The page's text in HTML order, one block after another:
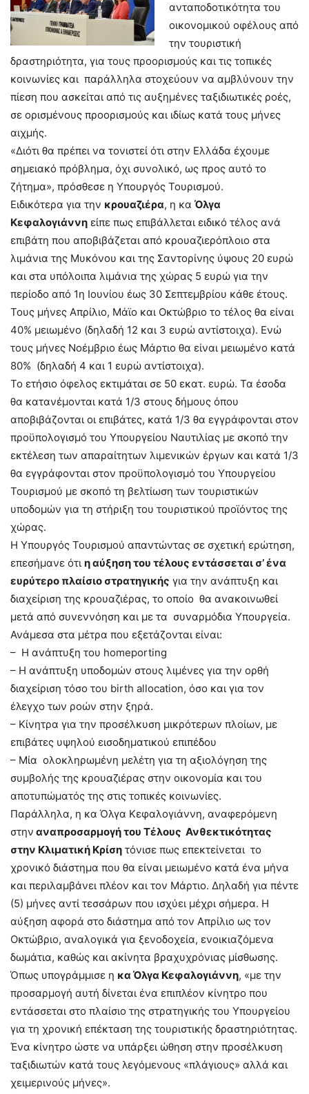
ανταποδοτικότητα του
οικονομικού οφέλους από
την τουριστική
δραστηριότητα, για τους προορισμούς και τις τοπικές
κοινωνίες και παράλληλα στοχεύουν να αμβλύνουν την
πίεση που ασκείται από τις αυξημένες ταξιδιωτικές ροές,
σε ορισμένους προορισμούς και ιδίως κατά τους μήνες
αιχμής.
«Διότι θα πρέπει να τονιστεί ότι στην Ελλάδα έχουμε
σημειακό πρόβλημα, όχι συνολικό, ως προς αυτό το
ζήτημα», πρόσθεσε η Υπουργός Τουρισμού.
Ειδικότερα για την κρουαζιέρα, η κα Όλγα
Κεφαλογιάννη είπε πως επιβάλλεται ειδικό τέλος ανά
επιβάτη που αποβιβάζεται από κρουαζιερόπλοιο στα
λιμάνια της Μυκόνου και της Σαντορίνης ύψους 20 ευρώ
και στα υπόλοιπα λιμάνια της χώρας 5 ευρώ για την
περίοδο από 1η Ιουνίου έως 30 Σεπτεμβρίου κάθε έτους.
Τους μήνες Απρίλιο, Μάϊο και Οκτώβριο το τέλος θα είναι
40% μειωμένο (δηλαδή 12 και 3 ευρώ αντίστοιχα). Ενώ
τους μήνες Νοέμβριο έως Μάρτιο θα είναι μειωμένο κατά
80% (δηλαδή 4 και 1 ευρώ αντίστοιχα).
Το ετήσιο όφελος εκτιμάται σε 50 εκατ. ευρώ. Τα έσοδα
θα κατανέμονται κατά 1/3 στους δήμους όπου
αποβιβάζονται οι επιβάτες, κατά 1/3 θα εγγράφονται στον
προϋπολογισμό του Υπουργείου Ναυτιλίας με σκοπό την
εκτέλεση των απαραίτητων λιμενικών έργων και κατά 1/3
θα εγγράφονται στον προϋπολογισμό του Υπουργείου
Τουρισμού με σκοπό τη βελτίωση των τουριστικών
υποδομών για τη στήριξη του τουριστικού προϊόντος της
χώρας.
Η Υπουργός Τουρισμού απαντώντας σε σχετική ερώτηση,
επεσήμανε ότι η αύξηση του τέλους εντάσσεται σ’ ένα
ευρύτερο πλαίσιο στρατηγικής για την ανάπτυξη και
διαχείριση της κρουαζιέρας, το οποίο θα ανακοινωθεί
μετά από συνεννόηση και με τα συναρμόδια Υπουργεία.
Ανάμεσα στα μέτρα που εξετάζονται είναι:
– Η ανάπτυξη του homeporting
– Η ανάπτυξη υποδομών στους λιμένες για την ορθή
διαχείριση τόσο του birth allocation, όσο και για τον
έλεγχο των ροών στην ξηρά.
– Κίνητρα για την προσέλκυση μικρότερων πλοίων, με
επιβάτες υψηλού εισοδηματικού επιπέδου
– Μία ολοκληρωμένη μελέτη για τη αξιολόγηση της
συμβολής της κρουαζιέρας στην οικονομία και του
αποτυπώματός της στις τοπικές κοινωνίες.
Παράλληλα, η κα Όλγα Κεφαλογιάννη, αναφερόμενη
στην αναπροσαρμογή του Τέλους Ανθεκτικότητας
στην Κλιματική Κρίση τόνισε πως επεκτείνεται το
χρονικό διάστημα που θα είναι μειωμένο κατά ένα μήνα
και περιλαμβάνει πλέον και τον Μάρτιο. Δηλαδή για πέντε
(5) μήνες αντί τεσσάρων που ισχύει μέχρι σήμερα. Η
αύξηση αφορά στο διάστημα από τον Απρίλιο ως τον
Οκτώβριο, αναλογικά για ξενοδοχεία, ενοικιαζόμενα
δωμάτια, καθώς και ακίνητα βραχυχρόνιας μίσθωσης.
Όπως υπογράμμισε η κα Όλγα Κεφαλογιάννη, «με την
προσαρμογή αυτή δίνεται ένα επιπλέον κίνητρο που
εντάσσεται στο πλαίσιο της στρατηγικής του Υπουργείου
για τη χρονική επέκταση της τουριστικής δραστηριότητας.
Ένα κίνητρο ώστε να υπάρξει ώθηση στην προσέλκυση
ταξιδιωτών κατά τους λεγόμενους «πλάγιους» αλλά και
χειμερινούς μήνες».